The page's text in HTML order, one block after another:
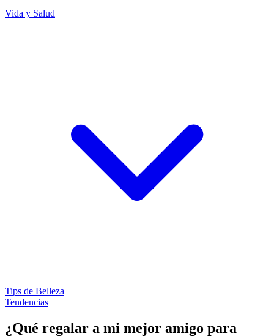
Vida y Salud
Tips de Belleza
Tendencias
¿Qué regalar a mi mejor amigo para